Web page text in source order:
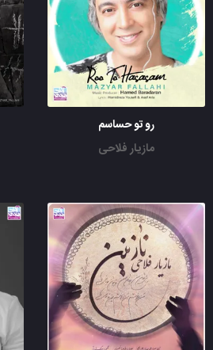
رو تو حساسم
مازیار فلاحی